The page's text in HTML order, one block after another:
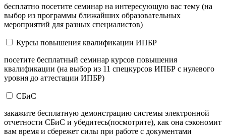
бесплатно посетите семинар на интересующую вас тему (на
выбор из программы ближайших образовательных
мероприятий для разных специалистов)
Курсы повышения квалификации ИПБР
посетите бесплатный семинар курсов повышения
квалификации (на выбор из 11 спецкурсов ИПБР с нулевого
уровня до аттестации ИПБР)
СБиС
закажите бесплатную демонстрацию системы электронной
отчетности СБиС и убедитесь(посмотрите), как она сэкономит
вам время и сбережет силы при работе с документами